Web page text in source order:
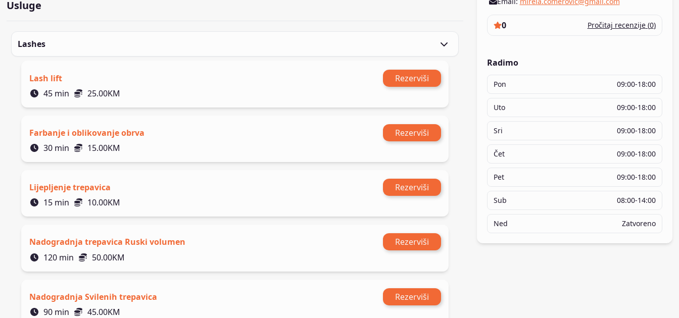
Usluge
Lashes
Lash lift
Rezerviši
45 min 25.00KM
Farbanje i oblikovanje obrva
Rezerviši
30 min 15.00KM
Lijepljenje trepavica
Rezerviši
15 min 10.00KM
Nadogradnja trepavica Ruski volumen
Rezerviši
120 min 50.00KM
Nadogradnja Svilenih trepavica
Rezerviši
90 min 45.00KM
0 Pročitaj recenzije(0)
Radimo
Pon 09:00-18:00
Uto 09:00-18:00
Sri 09:00-18:00
Čet 09:00-18:00
Pet 09:00-18:00
Sub 08:00-14:00
Ned Zatvoreno